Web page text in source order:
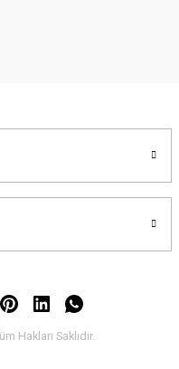
Hakları Saklıdır.